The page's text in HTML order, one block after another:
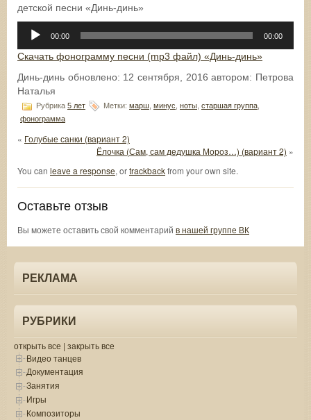
детской песни «Динь-динь»
Аудиоплеер
00:00 00:00
Скачать фонограмму песни (mp3 файл) «Динь-динь»
Динь-динь обновлено: 12 сентября, 2016 автором: Петрова
Наталья
Рубрика 5 лет Метки: марш минус ноты старшая группа
фонограмма
« Голубые санки (вариант 2)
Ёлочка (Сам, сам дедушка Мороз…) (вариант 2) »
You can leave a response, ortrackbackfrom your own site.
Оставьте отзыв
Вы можете оставить свой комментарий в нашей группе ВК
РЕКЛАМА
РУБРИКИ
открыть все | закрыть все
Видео танцев
Документация
Занятия
Игры
Композиторы